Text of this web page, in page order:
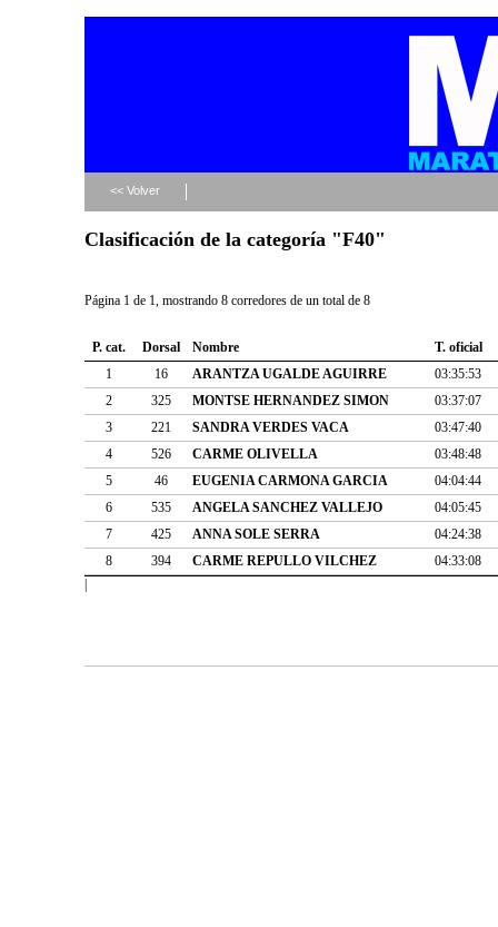
<< Volver
Clasificación de la categoría "F40"
Página 1 de 1, mostrando 8 corredores de un total de 8
P. cat. Dorsal Nombre
T. oficial
1
16 ARANTZA UGALDE AGUIRRE
03:35:53
2
325 MONTSE HERNANDEZ SIMON
03:37:07
3
221 SANDRA VERDES VACA
03:47:40
4
526 CARME OLIVELLA
03:48:48
5
46 EUGENIA CARMONA GARCIA
04:04:44
6
535 ANGELA SANCHEZ VALLEJO
04:05:45
7
425 ANNA SOLE SERRA
04:24:38
8
394 CARME REPULLO VILCHEZ
04:33:08
|